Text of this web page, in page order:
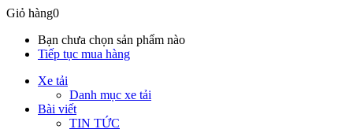
Giỏ hàng0
Bạn chưa chọn sản phẩm nào
Tiếp tục mua hàng
Xe tải
Danh mục xe tải
Bài viết
TIN TỨC